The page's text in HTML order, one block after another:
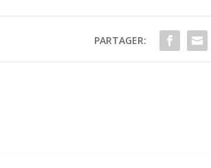
PARTAGER: